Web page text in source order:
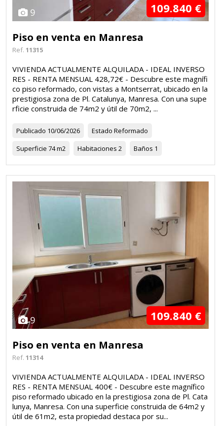
9 109.840 €
Piso en venta en Manresa
Ref. 11315
VIVIENDA ACTUALMENTE ALQUILADA - IDEAL INVERSO
RES - RENTA MENSUAL 428,72€ - Descubre este magnífi
co piso reformado, con vistas a Montserrat, ubicado en la
prestigiosa zona de Pl. Catalunya, Manresa. Con una supe
rficie construida de 74m2 y útil de 70m2, ...
Publicado 10/06/2026 Estado Reformado
Superficie 74 m2 Habitaciones 2 Baños 1
9 109.840 €
Piso en venta en Manresa
Ref. 11314
VIVIENDA ACTUALMENTE ALQUILADA - IDEAL INVERSO
RES - RENTA MENSUAL 400€ - Descubre este magnífico
piso reformado ubicado en la prestigiosa zona de Pl. Cata
lunya, Manresa. Con una superficie construida de 64m2 y
útil de 61m2, esta propiedad destaca por su...